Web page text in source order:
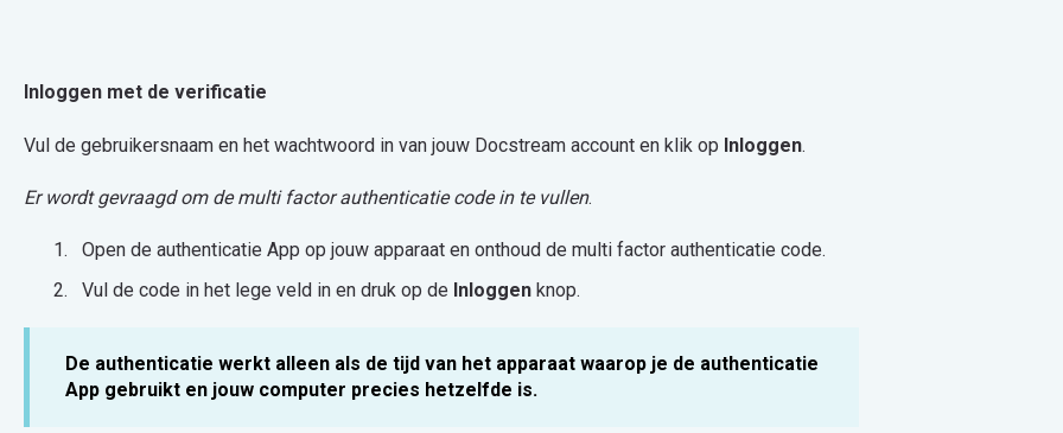
Inloggen met de verificatie
Vul de gebruikersnaam en het wachtwoord in van jouw Docstream account en klik op Inloggen.
Er wordt gevraagd om de multi factor authenticatie code in te vullen.
Open de authenticatie App op jouw apparaat en onthoud de multi factor authenticatie code.
Vul de code in het lege veld in en druk op de Inloggen knop.
De authenticatie werkt alleen als de tijd van het apparaat waarop je de authenticatie
App gebruikt en jouw computer precies hetzelfde is.